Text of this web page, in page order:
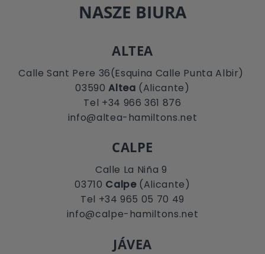
NASZE BIURA
ALTEA
Calle Sant Pere 36(Esquina Calle Punta Albir)
03590Altea (Alicante)
Tel +34 966 361 876
info@altea-hamiltons.net
CALPE
Calle La Niña 9
03710 Calpe(Alicante)
Tel +34 965 05 70 49
info@calpe-hamiltons.net
JÁVEA